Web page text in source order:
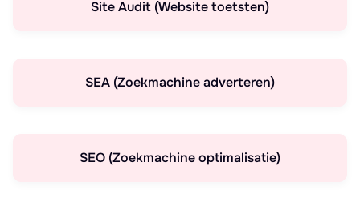
Site Audit (Website toetsten)
SEA (Zoekmachine adverteren)
SEO (Zoekmachine optimalisatie)